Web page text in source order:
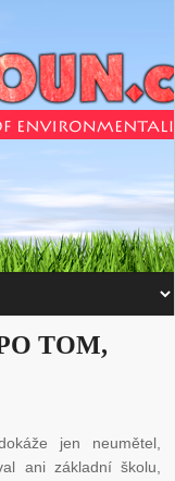
TOM,
jen neumětel,
ani základní školu,